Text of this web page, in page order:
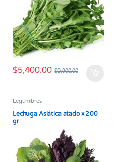
$5,400.00 $9,900.00
Legumbres
Lechuga Asiática atado x 200
gr